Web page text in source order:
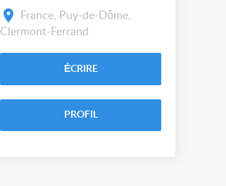
France, Puy-de-Dôme,
Clermont-Ferrand
ÉCRIRE
PROFIL